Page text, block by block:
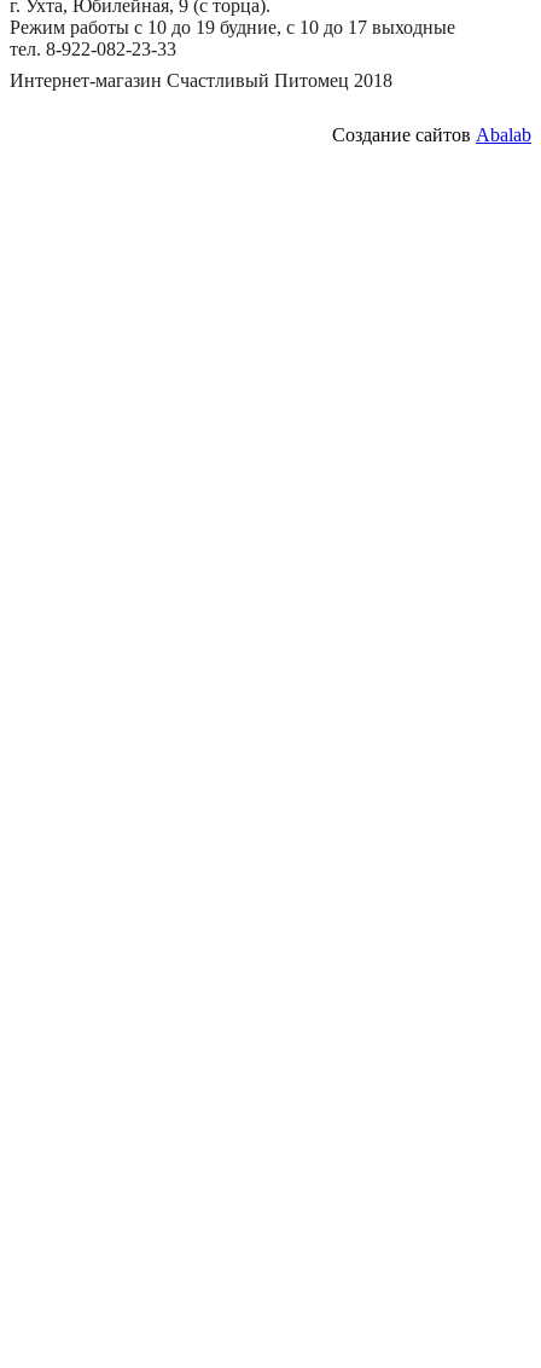
г. Ухта, Юбилейная, 9 (с торца).
Режим работы с 10 до 19 будние, с 10 до 17 выходные
тел. 8-922-082-23-33
Интернет-магазин Счастливый Питомец 2018
Создание сайтов Abalab